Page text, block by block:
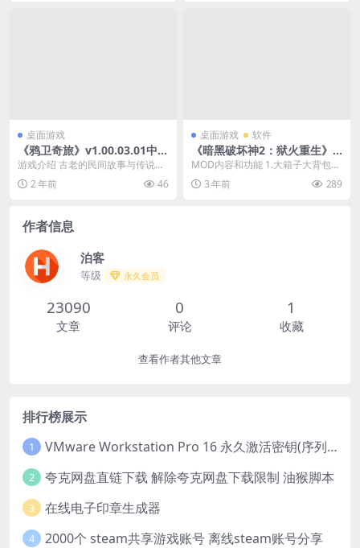
桌面游戏
《鸦卫奇旅》v1.00.03.01中文
版
游戏介绍 古老的民间故事与传说中
那些早已陨落的英雄们：你们的世
界已被噩梦入侵和腐...
2 年前 46
桌面游戏 软件
《暗黑破坏神2：狱火重生》
重制版v1.6.77312离线免安装
MOD内容和功能 1.大箱子大背包大
盒子 2.德鲁伊动物园（狼熊共存，
灵体共存）...
3 年前 289
作者信息
泊客
等级 永久会员
23090
文章
0
评论
1
收藏
查看作者其他文章
排行榜展示
1 VMware Workstation Pro 16 永久激活密钥(序列号)
2 夸克网盘直链下载 解除夸克网盘下载限制 油猴脚本
3 在线电子印章生成器
4 2000个 steam共享游戏账号 离线steam账号分享